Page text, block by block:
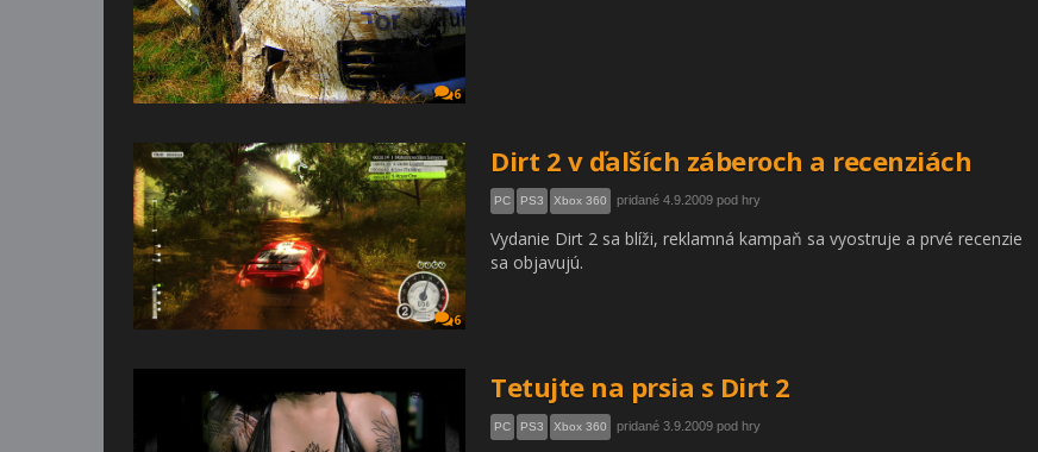
6
6
Dirt 2 v ďalších záberoch a recenziách
PC PS3 Xbox 360 pridané 4.9.2009 pod hry
Vydanie Dirt 2 sa blíži, reklamná kampaň sa vyostruje a prvé recenzie
sa objavujú.
Tetujte na prsia s Dirt 2
PC PS3 Xbox 360 pridané 3.9.2009 pod hry